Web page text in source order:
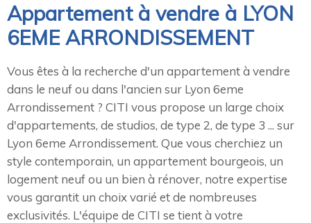
Appartement à vendre à LYON
6EME ARRONDISSEMENT
Vous êtes à la recherche d'un appartement à vendre
dans le neuf ou dans l'ancien sur Lyon 6eme
Arrondissement ? CITI vous propose un large choix
d'appartements, de studios, de type 2, de type 3 ... sur
Lyon 6eme Arrondissement. Que vous cherchiez un
style contemporain, un appartement bourgeois, un
logement neuf ou un bien à rénover, notre expertise
vous garantit un choix varié et de nombreuses
exclusivités. L'équipe de CITI se tient à votre